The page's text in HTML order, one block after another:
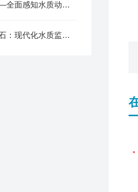
水质监测系统——全面感知水质动态，筑牢生态环保安全屏障
水环境管理的基石：现代化水质监测的核心价值